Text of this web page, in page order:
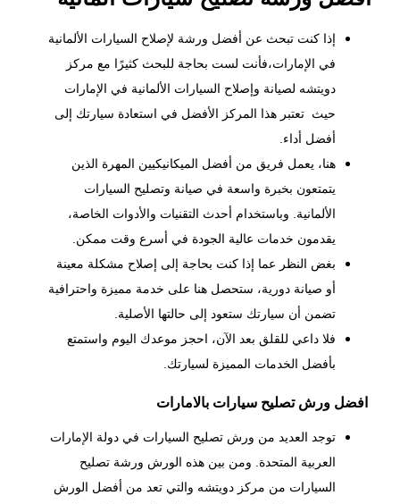
إذا كنت تبحث عن أفضل ورشة لإصلاح السيارات الألمانية
في الإمارات،فأنت لست بحاجة للبحث كثيرًا مع مركز
دويتشه لصيانة وإصلاح السيارات الألمانية في الإمارات
حيث تعتبر هذا المركز الأفضل في استعادة سيارتك إلى
أفضل أداء.
هنا، يعمل فريق من أفضل الميكانيكيين المهرة الذين
يتمتعون بخبرة واسعة في صيانة وتصليح السيارات
الألمانية. وباستخدام أحدث التقنيات والأدوات الخاصة،
يقدمون خدمات عالية الجودة في أسرع وقت ممكن.
بغض النظر عما إذا كنت بحاجة إلى إصلاح مشكلة معينة
أو صيانة دورية، ستحصل هنا على خدمة مميزة واحترافية
تضمن أن سيارتك ستعود إلى حالتها الأصلية.
فلا داعي للقلق بعد الآن، احجز موعدك اليوم واستمتع
بأفضل الخدمات المميزة لسيارتك.
افضل ورش تصليح سيارات بالامارات
توجد العديد من ورش تصليح السيارات في دولة الإمارات
العربية المتحدة. ومن بين هذه الورش ورشة تصليح
السيارات من مركز دويتشه والتي تعد من أفضل الورش